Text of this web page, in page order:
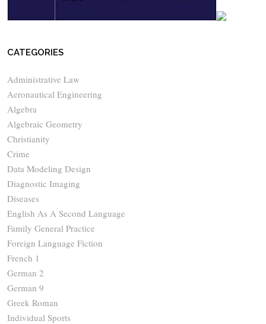
CATEGORIES
Administrative Law
Aeronautical Engineering
Algebra
Algebraic Geometry
Christianity
Crime
Data Modeling Design
Diagnostic Imaging
Diseases
English As A Second Language
Family General Practice
Foreign Language Fiction
French 1
German 2
German 9
Greek Roman
Individual Sports